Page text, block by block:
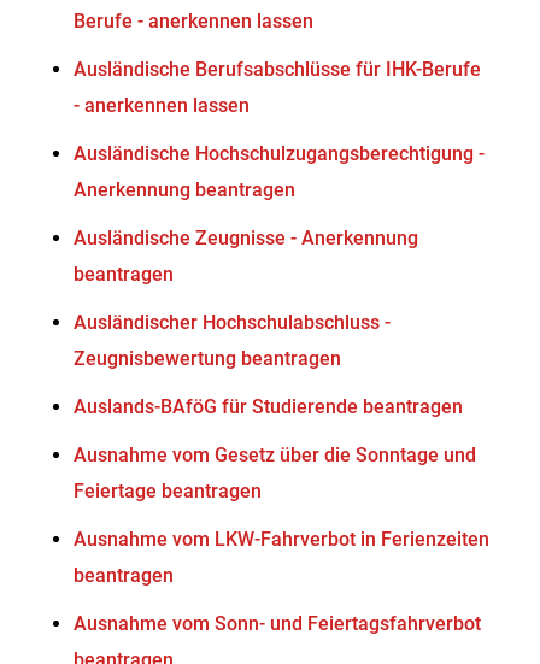
Berufe - anerkennen lassen
Ausländische Berufsabschlüsse für IHK-Berufe
- anerkennen lassen
Ausländische Hochschulzugangsberechtigung -
Anerkennung beantragen
Ausländische Zeugnisse - Anerkennung
beantragen
Ausländischer Hochschulabschluss -
Zeugnisbewertung beantragen
Auslands-BAföG für Studierende beantragen
Ausnahme vom Gesetz über die Sonntage und
Feiertage beantragen
Ausnahme vom LKW-Fahrverbot in Ferienzeiten
beantragen
Ausnahme vom Sonn- und Feiertagsfahrverbot